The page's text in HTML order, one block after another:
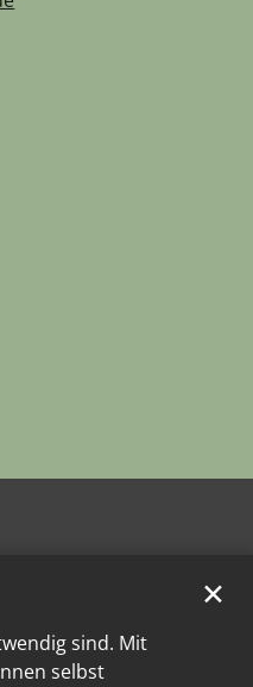
sind. Mit
selbst
✕